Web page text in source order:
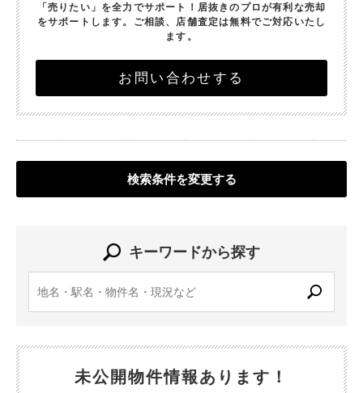
「売りたい」を全力でサポート！ 居抜きのプロが有利な売却
をサポートします。 ご相談、店舗査定は無料でご対応いたし
ます。
お問い合わせする
検索条件を変更する
キーワードから探す
未公開物件情報あります！